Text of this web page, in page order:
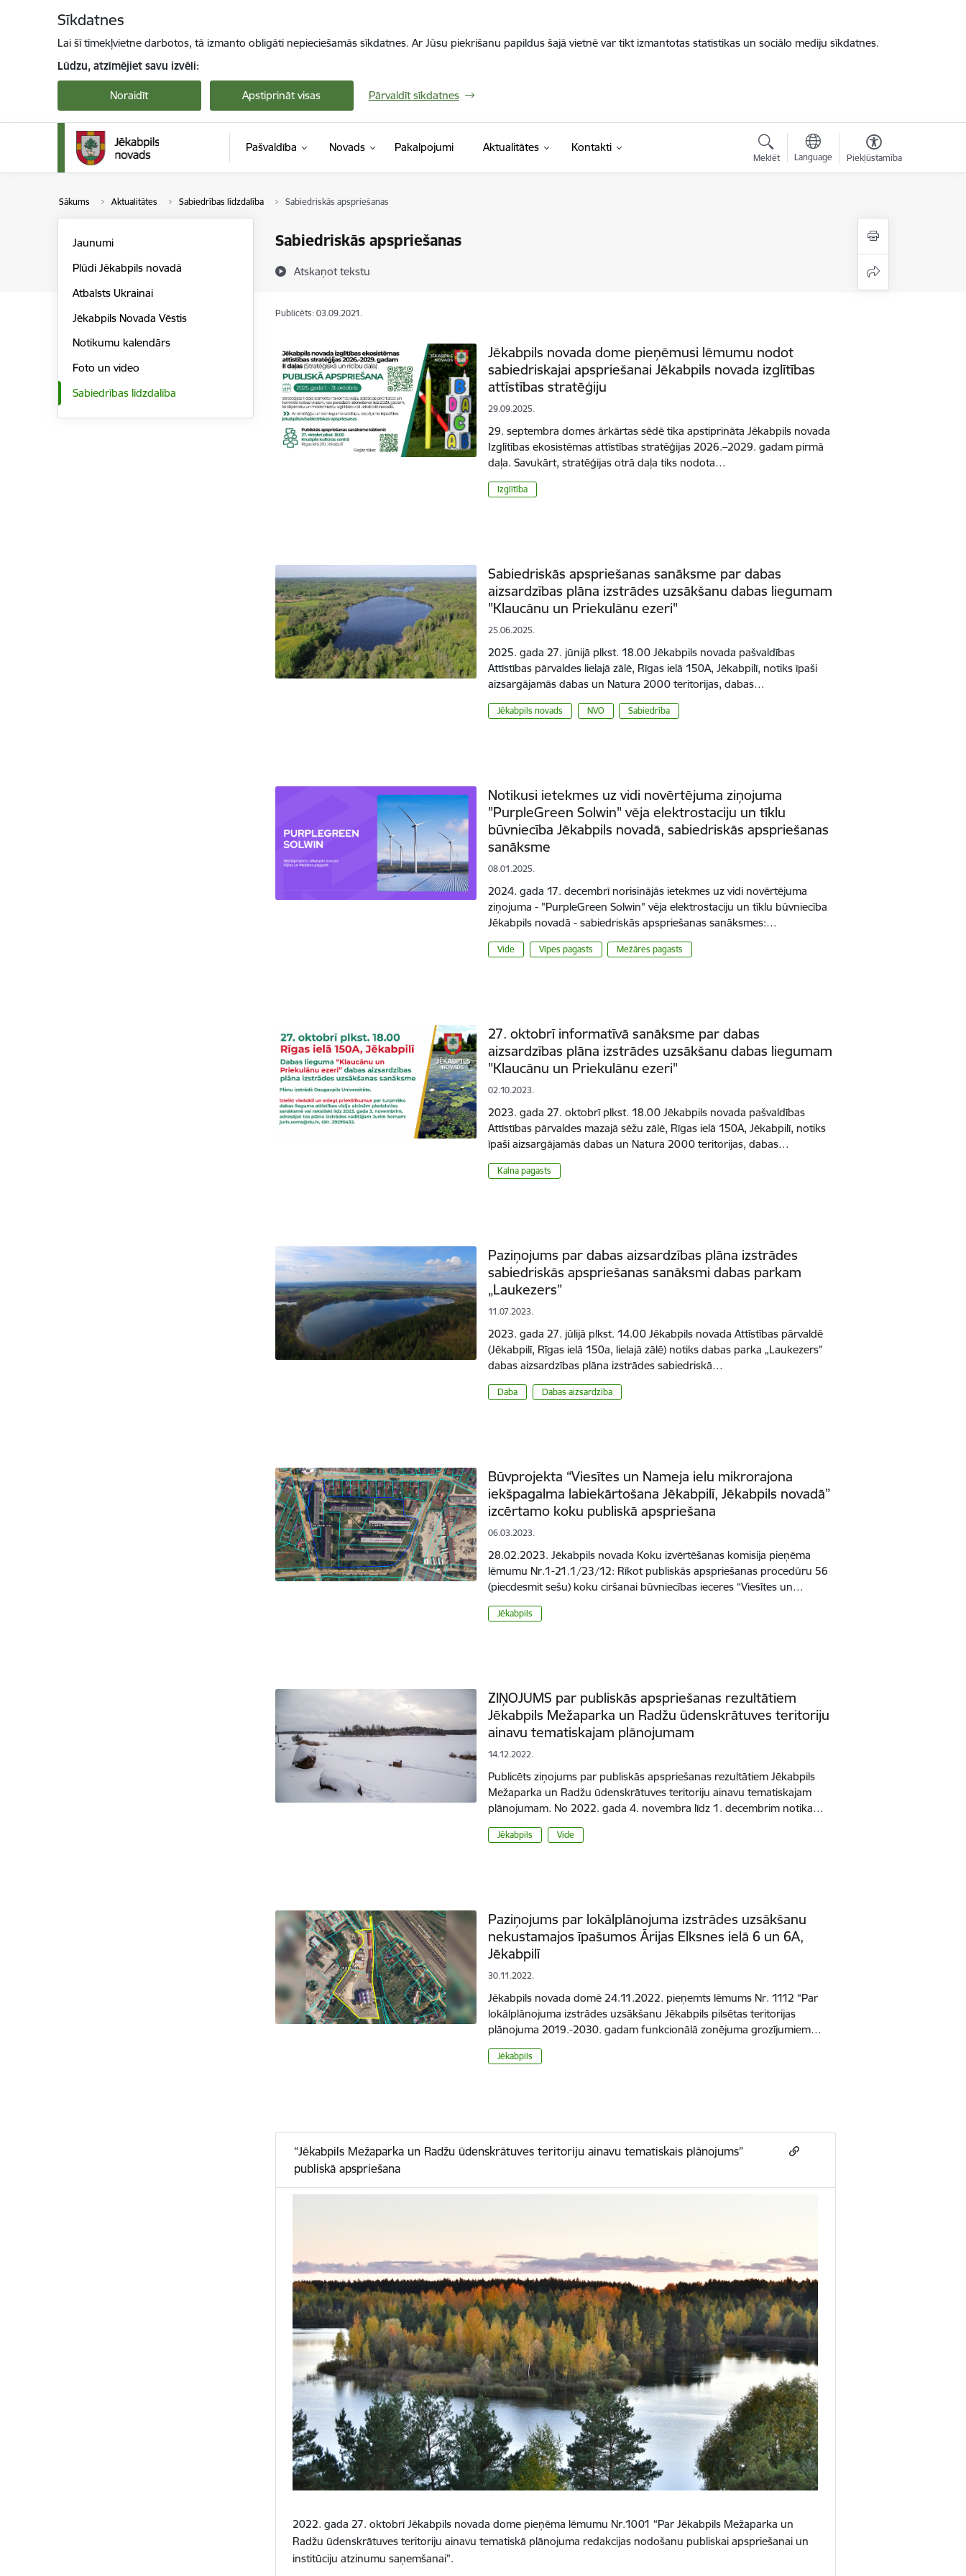
Sīkdatnes
Lai šī tīmekļvietne darbotos, tā izmanto obligāti nepieciešamās sīkdatnes. Ar Jūsu piekrišanu papildus šajā vietnē var tikt izmantotas statistikas un sociālo mediju sīkdatnes.
Lūdzu, atzīmējiet savu izvēli:
Noraidīt Apstiprināt visas Pārvaldīt sīkdatnes
Pašvaldība Novads Pakalpojumi Aktualitātes Kontakti
Meklēt Language Piekļūstamība
Sākums Aktualitātes Sabiedrības līdzdalība Sabiedriskās apspriešanas
Sabiedriskās apspriešanas
Atskaņot tekstu
Jaunumi
Plūdi Jēkabpils novadā
Atbalsts Ukrainai
Jēkabpils Novada Vēstis
Notikumu kalendārs
Foto un video
Sabiedrības līdzdalība
Publicēts: 03.09.2021.
Jēkabpils novada dome pieņēmusi lēmumu nodot
sabiedriskajai apspriešanai Jēkabpils novada izglītības
attīstības stratēģiju
29.09.2025.
29. septembra domes ārkārtas sēdē tika apstiprināta Jēkabpils novada
Izglītības ekosistēmas attīstības stratēģijas 2026.–2029. gadam pirmā
daļa. Savukārt, stratēģijas otrā daļa tiks nodota…
Izglītība
Sabiedriskās apspriešanas sanāksme par dabas
aizsardzības plāna izstrādes uzsākšanu dabas liegumam
"Klaucānu un Priekulānu ezeri"
25.06.2025.
2025. gada 27. jūnijā plkst. 18.00 Jēkabpils novada pašvaldības
Attīstības pārvaldes lielajā zālē, Rīgas ielā 150A, Jēkabpilī, notiks īpaši
aizsargājamās dabas un Natura 2000 teritorijas, dabas…
Jēkabpils novads NVO Sabiedrība
Notikusi ietekmes uz vidi novērtējuma ziņojuma
"PurpleGreen Solwin" vēja elektrostaciju un tīklu
būvniecība Jēkabpils novadā, sabiedriskās apspriešanas
sanāksme
08.01.2025.
2024. gada 17. decembrī norisinājās ietekmes uz vidi novērtējuma
ziņojuma - "PurpleGreen Solwin" vēja elektrostaciju un tīklu būvniecība
Jēkabpils novadā - sabiedriskās apspriešanas sanāksmes:…
Vide Vīpes pagasts Mežāres pagasts
27. oktobrī informatīvā sanāksme par dabas
aizsardzības plāna izstrādes uzsākšanu dabas liegumam
"Klaucānu un Priekulānu ezeri"
02.10.2023.
2023. gada 27. oktobrī plkst. 18.00 Jēkabpils novada pašvaldības
Attīstības pārvaldes mazajā sēžu zālē, Rīgas ielā 150A, Jēkabpilī, notiks
īpaši aizsargājamās dabas un Natura 2000 teritorijas, dabas…
Kalna pagasts
Paziņojums par dabas aizsardzības plāna izstrādes
sabiedriskās apspriešanas sanāksmi dabas parkam
„Laukezers”
11.07.2023.
2023. gada 27. jūlijā plkst. 14.00 Jēkabpils novada Attīstības pārvaldē
(Jēkabpilī, Rīgas ielā 150a, lielajā zālē) notiks dabas parka „Laukezers”
dabas aizsardzības plāna izstrādes sabiedriskā…
Daba Dabas aizsardzība
Būvprojekta “Viesītes un Nameja ielu mikrorajona
iekšpagalma labiekārtošana Jēkabpilī, Jēkabpils novadā”
izcērtamo koku publiskā apspriešana
06.03.2023.
28.02.2023. Jēkabpils novada Koku izvērtēšanas komisija pieņēma
lēmumu Nr.1-21.1/23/12: Rīkot publiskās apspriešanas procedūru 56
(piecdesmit sešu) koku ciršanai būvniecības ieceres “Viesītes un…
Jēkabpils
ZIŅOJUMS par publiskās apspriešanas rezultātiem
Jēkabpils Mežaparka un Radžu ūdenskrātuves teritoriju
ainavu tematiskajam plānojumam
14.12.2022.
Publicēts ziņojums par publiskās apspriešanas rezultātiem Jēkabpils
Mežaparka un Radžu ūdenskrātuves teritoriju ainavu tematiskajam
plānojumam. No 2022. gada 4. novembra līdz 1. decembrim notika…
Jēkabpils Vide
Paziņojums par lokālplānojuma izstrādes uzsākšanu
nekustamajos īpašumos Ārijas Elksnes ielā 6 un 6A,
Jēkabpilī
30.11.2022.
Jēkabpils novada domē 24.11.2022. pieņemts lēmums Nr. 1112 “Par
lokālplānojuma izstrādes uzsākšanu Jēkabpils pilsētas teritorijas
plānojuma 2019.-2030. gadam funkcionālā zonējuma grozījumiem…
Jēkabpils
“Jēkabpils Mežaparka un Radžu ūdenskrātuves teritoriju ainavu tematiskais plānojums”
publiskā apspriešana
2022. gada 27. oktobrī Jēkabpils novada dome pieņēma lēmumu Nr.1001 “Par Jēkabpils Mežaparka un
Radžu ūdenskrātuves teritoriju ainavu tematiskā plānojuma redakcijas nodošanu publiskai apspriešanai un
institūciju atzinumu saņemšanai”.